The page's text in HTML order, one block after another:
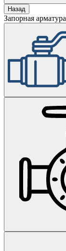
Назад
Запорная арматура